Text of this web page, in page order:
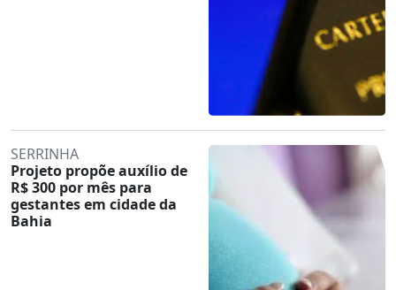
SERRINHA
Projeto propõe auxílio de
R$ 300 por mês para
gestantes em cidade da
Bahia